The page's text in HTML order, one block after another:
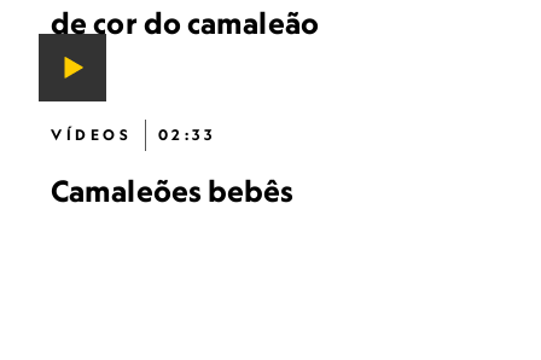
de cor do camaleão
VÍDEOS 02:33
Camaleões bebês